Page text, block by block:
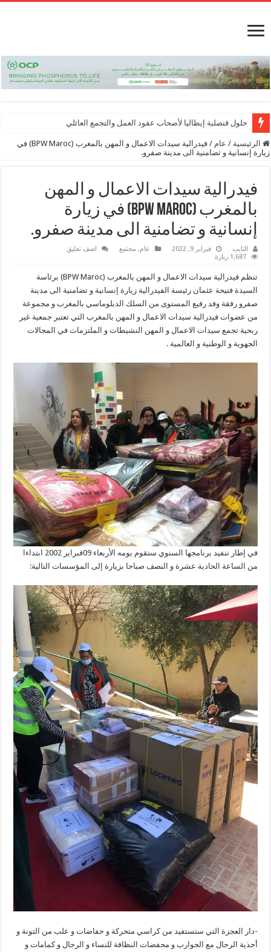
حلول قنصلية إيطاليا لأصحاب عقود العمل والتجمع العائلي
الرئيسية / عام /
فيدرالية سيدات الاعمال و المهن بالمغرب (BPW Maroc) في
زيارة إنسانية و تضامنية الى مدينة صفرو.
فيدرالية سيدات الاعمال و المهن
بالمغرب (BPW Maroc) في زيارة
إنسانية و تضامنية الى مدينة صفرو.
التايب فبراير 9, 2022 عام, مجتمع
اضف تعليق
1,687 زيارة
تنظم فيدرالية سيدات الاعمال و المهن بالمغرب (BPW Maroc) برئاسة
السيدة فتيحة عثمان رئيسة الفيدرالية زيارة إنسانية و تضامنية الى مدينة
صفرو رفقة وفد رفيع المستوى من السلك الدبلوماسي بالمغرب و مجموعة
من عضوات فيدرالية سيدات الاعمال و المهن بالمغرب التي تعتبر جمعية غير
ربحية تجمع سيدات الاعمال و المهن النشيطات و الملتزمات في المجالات
الجهوية و الوطنية و العالمية .
في إطار تنفيد برنامجها السنوي ستقوم يومه الأربعاء 09فبراير 2002 ابتداءا
من الساعة الحادية عشرة و النصف صباحا بزيارة إلى المؤسسات التالية:
-دار العجزة التي ستستفيد من كراسي متحركة و حفاضات و علب من التونة و
أحذية الرجال مع الجوارب و محفضات النظافة للنساء و الرجال و كمامات و